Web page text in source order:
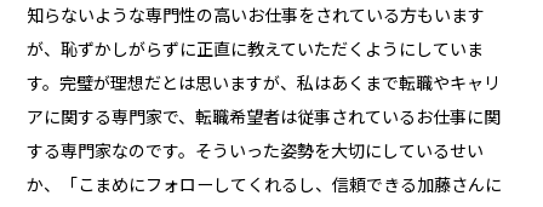
知らないような専門性の高いお仕事をされている方もいます
が、恥ずかしがらずに正直に教えていただくようにしていま
す。完璧が理想だとは思いますが、私はあくまで転職やキャリ
アに関する専門家で、転職希望者は従事されているお仕事に関
する専門家なのです。そういった姿勢を大切にしているせい
か、「こまめにフォローしてくれるし、信頼できる加藤さんに